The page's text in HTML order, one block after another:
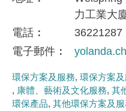
力工業大
電話
36221287
電子郵件
環保方案及服務 環保方案
康體、藝術及文化服務 其
環保產品 其他環保方案及服